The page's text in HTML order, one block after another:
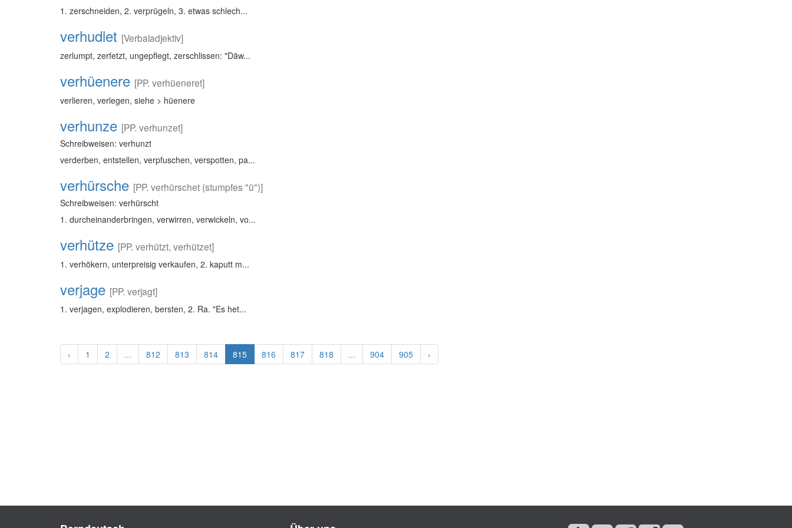
1. zerschneiden, 2. verprügeln, 3. etwas schlech...
verhudlet [Verbaladjektiv]
zerlumpt, zerfetzt, ungepflegt, zerschlissen: "Däw...
verhüenere [PP. verhüeneret]
verlieren, verlegen, siehe > hüenere
verhunze [PP. verhunzet]
Schreibweisen: verhunzt
verderben, entstellen, verpfuschen, verspotten, pa...
verhürsche [PP. verhürschet (stumpfes "ü")]
Schreibweisen: verhürscht
1. durcheinanderbringen, verwirren, verwickeln, vo...
verhütze [PP. verhützt, verhützet]
1. verhökern, unterpreisig verkaufen, 2. kaputt m...
verjage [PP. verjagt]
1. verjagen, explodieren, bersten, 2. Ra. "Es het...
‹ 1 2 ... 812 813 814 815 816 817 818 ... 904 905 ›